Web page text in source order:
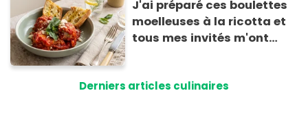
J'ai préparé ces boulettes
moelleuses à la ricotta et
tous mes invités m'ont
Derniers articles culinaires